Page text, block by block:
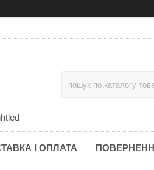
І ОПЛАТА